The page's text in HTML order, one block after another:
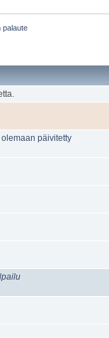
palaute
päivitetty